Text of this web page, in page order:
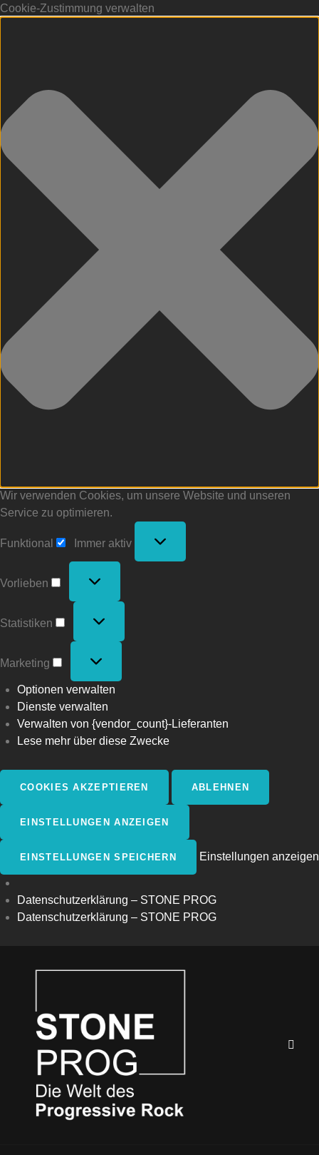
Cookie-Zustimmung verwalten
Wir verwenden Cookies, um unsere Website und unseren
Service zu optimieren.
Funktional
Immer aktiv
Vorlieben
Statistiken
Marketing
Optionen verwalten
Dienste verwalten
Verwalten von {vendor_count}-Lieferanten
Lese mehr über diese Zwecke
COOKIES AKZEPTIEREN ABLEHNEN
EINSTELLUNGEN ANZEIGEN
EINSTELLUNGEN SPEICHERN Einstellungen anzeigen
Datenschutzerklärung – STONE PROG
Datenschutzerklärung – STONE PROG